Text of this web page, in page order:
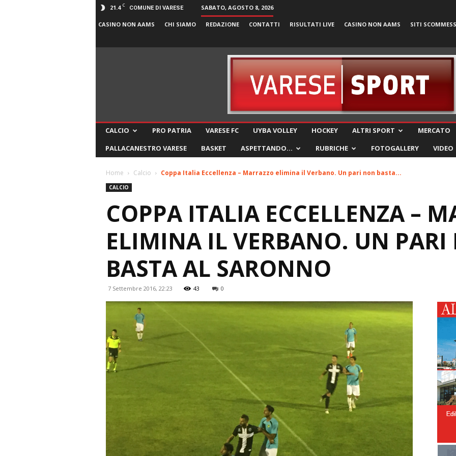
21.4 C COMUNE DI VARESE SABATO, AGOSTO 8, 2026
CASINO NON AAMS CHI SIAMO REDAZIONE CONTATTI RISULTATI LIVE CASINO NON AAMS SITI
CALCIO PRO PATRIA VARESE FC UYBA VOLLEY HOCKEY ALTRI SPORT
MERCATO
PALLACANESTRO VARESE
BASKET ASPETTANDO… RUBRICHE FOTOGALLERY VIDEO
Home Calcio Coppa Italia Eccellenza – Marrazzo elimina il Verbano. Un pari non basta...
CALCIO
COPPA ITALIA ECCELLENZA –
ELIMINA IL VERBANO. UN
BASTA AL SARONNO
7 Settembre 2016, 22:23 43 0